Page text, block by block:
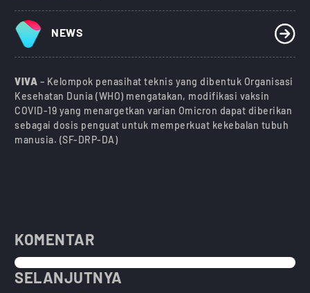
NEWS
VIVA – Kelompok penasihat teknis yang dibentuk Organisasi
Kesehatan Dunia (WHO) mengatakan, modifikasi vaksin
COVID-19 yang menargetkan varian Omicron dapat diberikan
sebagai dosis penguat untuk memperkuat kekebalan tubuh
manusia. (SF-DRP-DA)
KOMENTAR
SELANJUTNYA